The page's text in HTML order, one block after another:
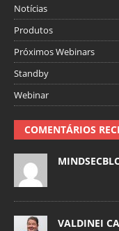
Notícias
Produtos
Próximos Webinars
Standby
Webinar
COMENTÁRIOS
VALDINEI